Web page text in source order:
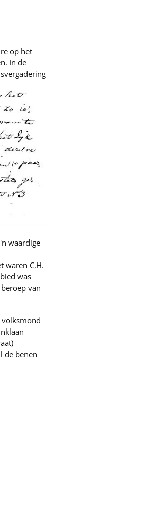
op het
In de
waardige
waren C.H.
was
van
volksmond
de benen